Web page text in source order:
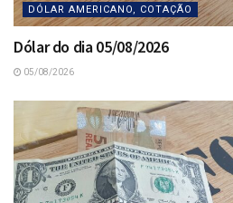
DÓLAR AMERICANO, COTAÇÃO
Dólar do dia 05/08/2026
05/08/2026